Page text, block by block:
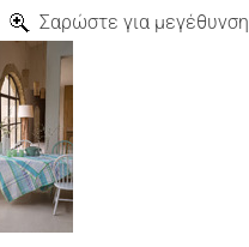
Σαρώστε για μεγέθυνση